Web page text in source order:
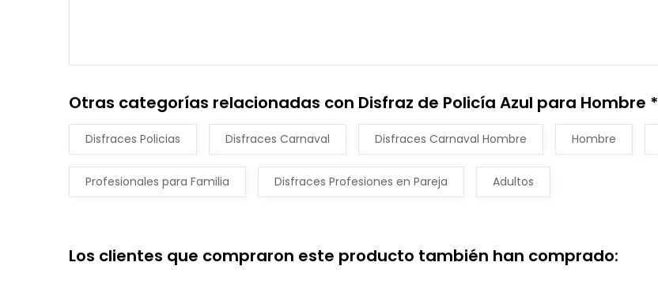
Otras categorías relacionadas con Disfraz de Policía Azul para Hombre *
Disfraces Policias Disfraces Carnaval Disfraces Carnaval Hombre Hombre
Profesionales para Familia Disfraces Profesiones en Pareja Adultos
Los clientes que compraron este producto también han comprado: